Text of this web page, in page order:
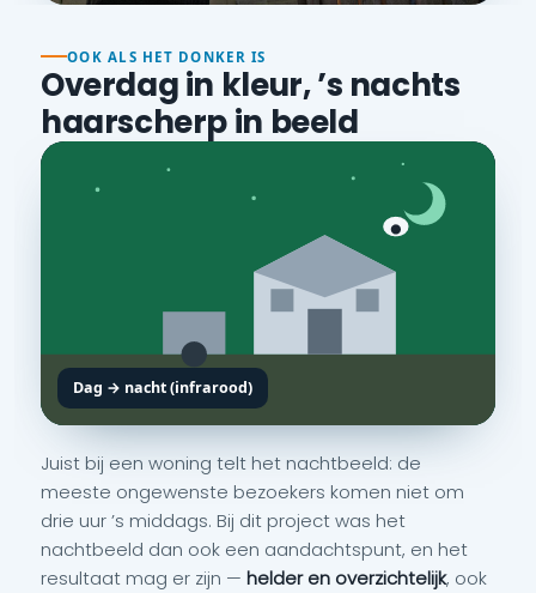
OOK ALS HET DONKER IS
Overdag in kleur, ’s nachts
haarscherp in beeld
Juist bij een woning telt het nachtbeeld: de
meeste ongewenste bezoekers komen niet om
drie uur ’s middags. Bij dit project was het
nachtbeeld dan ook een aandachtspunt, en het
resultaat mag er zijn — helder en overzichtelijk, ook
Dag → nacht (infrarood)